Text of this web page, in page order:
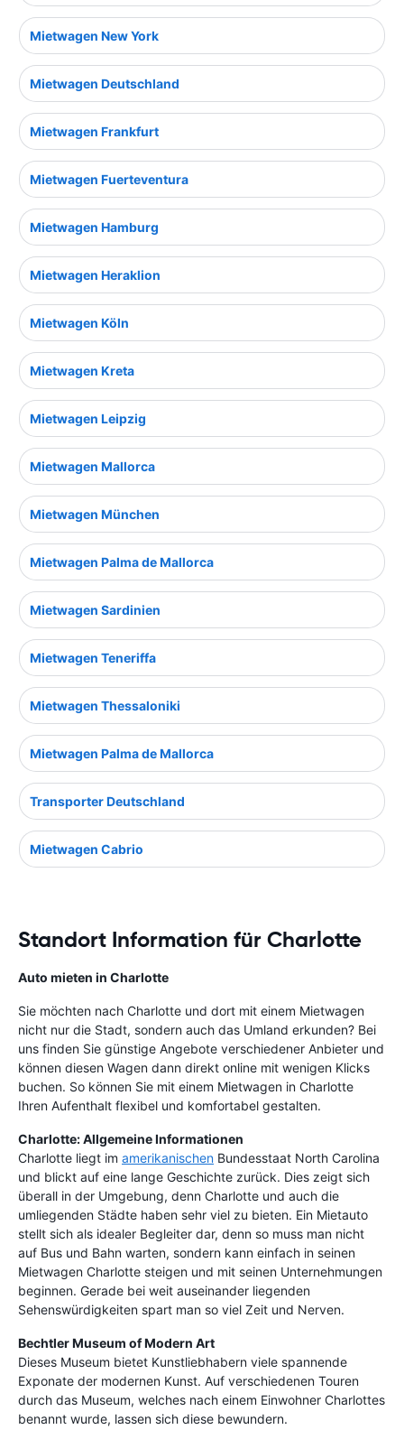
Mietwagen New York
Mietwagen Deutschland
Mietwagen Frankfurt
Mietwagen Fuerteventura
Mietwagen Hamburg
Mietwagen Heraklion
Mietwagen Köln
Mietwagen Kreta
Mietwagen Leipzig
Mietwagen Mallorca
Mietwagen München
Mietwagen Palma de Mallorca
Mietwagen Sardinien
Mietwagen Teneriffa
Mietwagen Thessaloniki
Mietwagen Palma de Mallorca
Transporter Deutschland
Mietwagen Cabrio
Standort Information für Charlotte
Auto mieten in Charlotte
Sie möchten nach Charlotte und dort mit einem Mietwagen
nicht nur die Stadt, sondern auch das Umland erkunden? Bei
uns finden Sie günstige Angebote verschiedener Anbieter und
können diesen Wagen dann direkt online mit wenigen Klicks
buchen. So können Sie mit einem Mietwagen in Charlotte
Ihren Aufenthalt flexibel und komfortabel gestalten.
Charlotte: Allgemeine Informationen
Charlotte liegt im amerikanischen Bundesstaat North Carolina
und blickt auf eine lange Geschichte zurück. Dies zeigt sich
überall in der Umgebung, denn Charlotte und auch die
umliegenden Städte haben sehr viel zu bieten. Ein Mietauto
stellt sich als idealer Begleiter dar, denn so muss man nicht
auf Bus und Bahn warten, sondern kann einfach in seinen
Mietwagen Charlotte steigen und mit seinen Unternehmungen
beginnen. Gerade bei weit auseinander liegenden
Sehenswürdigkeiten spart man so viel Zeit und Nerven.
Bechtler Museum of Modern Art
Dieses Museum bietet Kunstliebhabern viele spannende
Exponate der modernen Kunst. Auf verschiedenen Touren
durch das Museum, welches nach einem Einwohner Charlottes
benannt wurde, lassen sich diese bewundern.